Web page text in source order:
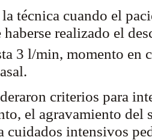
técnica cuando el
haberse realizado el
3 l/min, momento en
criterios para
el agravamiento del
cuidados intensivos